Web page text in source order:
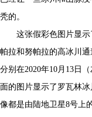
秃的。
这张假彩色图片显
帕拉和努帕拉的高冰川通
分别在2020年10月13日
面的图片显示了罗瓦林
像都是由陆地卫星8号上